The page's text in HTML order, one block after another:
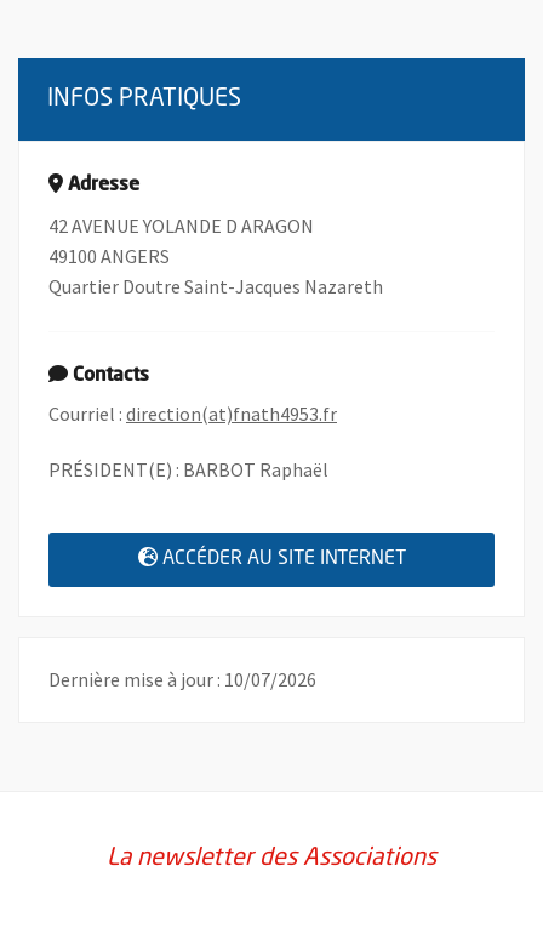
INFOS PRATIQUES
Adresse
42 AVENUE YOLANDE D ARAGON
49100 ANGERS
Quartier Doutre Saint-Jacques Nazareth
Contacts
Courriel : direction(at)fnath4953.fr, Ouvre une nouvelle
PRÉSIDENT(E) : BARBOT Raphaël
ACCÉDER AU SITE INTERNET , OUVRE UNE
Dernière mise à jour : 10/07/2026
La newsletter des Associations